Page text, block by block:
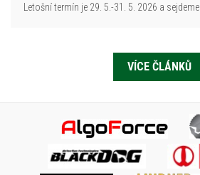
Letošní termín je 29. 5.-31. 5. 2026 a sejdeme…
VÍCE ČLÁNKŮ